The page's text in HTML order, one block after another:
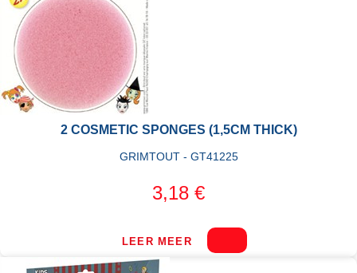
2 COSMETIC SPONGES (1,5CM THICK)
GRIMTOUT - GT41225
3,18 €
LEER MEER